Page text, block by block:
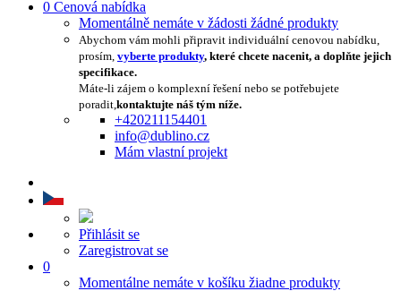
0 Cenová nabídka
Momentálně nemáte v žádosti žádné produkty
Abychom vám mohli připravit individuální cenovou nabídku,
prosím, vyberte produkty, které chcete nacenit, a doplňte jejich
specifikace.
Máte-li zájem o komplexní řešení nebo se potřebujete
poradit,kontaktujte náš tým níže.
+420211154401
info@dublino.cz
Mám vlastní projekt
Přihlásit se
Zaregistrovat se
0
Momentálne nemáte v košíku žiadne produkty